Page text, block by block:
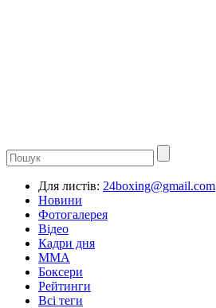
Для листів: 24boxing@gmail.com
Новини
Фотогалерея
Відео
Кадри дня
ММА
Боксери
Рейтинги
Всі теги